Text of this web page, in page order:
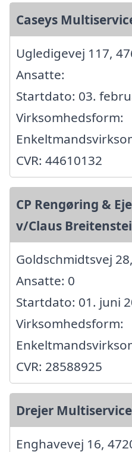
Caseys
Ugledigevej 117,
Ansatte:
Startdato: 03.
Virksomhedsform:
CVR: 44610132
CP Rengøring &
v/Claus
Goldschmidtsvej
Ansatte: 0
Startdato: 01. juni
Virksomhedsform:
CVR: 28588925
Drejer Multiservice
Enghavevej 16,